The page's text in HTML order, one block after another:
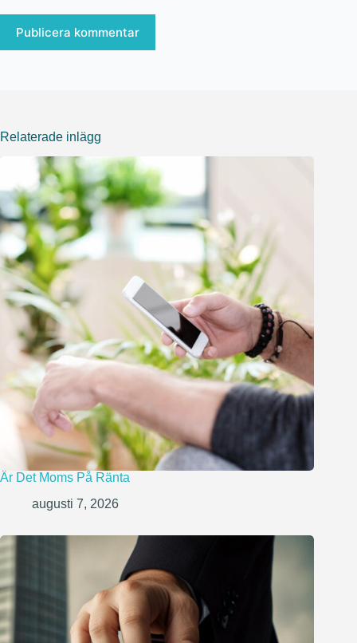
Publicera kommentar
Relaterade inlägg
Är Det Moms På Ränta
augusti 7, 2026